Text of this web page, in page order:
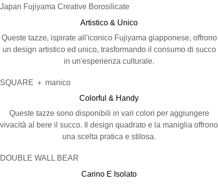
Japan Fujiyama Creative Borosilicate
Artistico & Unico
Queste tazze, ispirate all'iconico Fujiyama giapponese, offrono
un design artistico ed unico, trasformando il consumo di succo
in un'esperienza culturale.
SQUARE ＋ manico
Colorful & Handy
Queste tazze sono disponibili in vari colori per aggiungere
vivacità al bere il succo. Il design quadrato e la maniglia offrono
una scelta pratica e stilosa.
DOUBLE WALL BEAR
Carino E Isolato